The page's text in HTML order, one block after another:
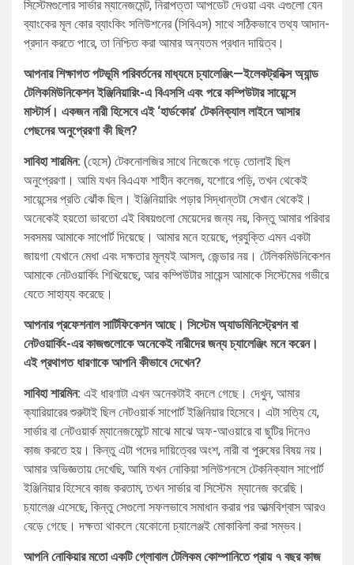
সিস্টেমগুলোর সার্ভার ম্যানেজমেন্ট, নিরাপত্তা আপডেট দেওয়া এবং এগুলো যেন
ব্যাংকের মূল কোর ব্যাংকিং সলিউশনের (সিবিএস) সাথে সঠিকভাবে তথ্য আদান-
প্রদান করতে পারে, তা নিশ্চিত করা আমার অন্যতম প্রধান দায়িত্ব।
আপনার শিক্ষাগত পটভূমি পরিবর্তনের মাধ্যমে চ্যালেঞ্জিং—ইলেকট্রনিক্স অ্যান্ড
টেলিকমিউনিকেশন ইঞ্জিনিয়ারিং-এ বিএসসি এবং পরে কম্পিউটার সায়েন্সে
মাস্টার্স। একজন নারী হিসেবে এই ‘হার্ডকোর’ টেকনিক্যাল লাইনে আসার
পেছনের অনুপ্রেরণা কী ছিল?
সাবিহা শারমিন: (হেসে) টেকনোলজির সাথে নিজেকে গড়ে তোলাই ছিল
অনুপ্রেরণা। আমি যখন বিএএফ শাহীন কলেজ, যশোরে পড়ি, তখন থেকেই
সায়েন্সের প্রতি ঝোঁক ছিল। ইঞ্জিনিয়ারিং পড়ার সিদ্ধান্তটা সেখান থেকেই।
অনেকেই হয়তো ভাবতো এই বিষয়গুলো মেয়েদের জন্য নয়, কিন্তু আমার পরিবার
সবসময় আমাকে সাপোর্ট দিয়েছে। আমার মনে হয়েছে, প্রযুক্তি এমন একটা
জায়গা যেখানে মেধা এবং দক্ষতার মূল্যই আসল, জেন্ডার নয়। টেলিকমিউনিকেশন
আমাকে নেটওয়ার্কিং শিখিয়েছে, আর কম্পিউটার সায়েন্স আমাকে সিস্টেমের গভীরে
যেতে সাহায্য করেছে।
আপনার প্রফেশনাল সার্টিফিকেশন আছে। সিস্টেম অ্যাডমিনিস্ট্রেশন বা
নেটওয়ার্কিং-এর কাজগুলোকে অনেকেই নারীদের জন্য চ্যালেঞ্জিং মনে করেন।
এই প্রথাগত ধারণাকে আপনি কীভাবে দেখেন?
সাবিহা শারমিন: এই ধারণাটা এখন অনেকটাই বদলে গেছে। দেখুন, আমার
ক্যারিয়ারের শুরুটাই ছিল নেটওয়ার্ক সাপোর্ট ইঞ্জিনিয়ার হিসেবে। এটা সত্যি যে,
সার্ভার বা নেটওয়ার্ক ম্যানেজমেন্টে মাঝে মাঝে অফ-আওয়ারে বা ছুটির দিনেও
কাজ করতে হয়। কিন্তু এটা পদের দায়িত্বের অংশ, নারী বা পুরুষের বিষয় নয়।
আমার অভিজ্ঞতায় দেখেছি, আমি যখন নোকিয়া সলিউশনসে টেকনিক্যাল সাপোর্ট
ইঞ্জিনিয়ার হিসেবে কাজ করতাম, তখন সার্ভার বা সিস্টেম ম্যানেজ করেছি।
চ্যালেঞ্জ এসেছে, কিন্তু সেগুলো সফলভাবে সমাধান করার পর আত্মবিশ্বাস আরও
বেড়ে গেছে। দক্ষতা থাকলে যেকোনো চ্যালেঞ্জই মোকাবিলা করা সম্ভব।
আপনি নোকিয়ার মতো একটি গ্লোবাল টেলিকম কোম্পানিতে প্রায় ৭ বছর কাজ